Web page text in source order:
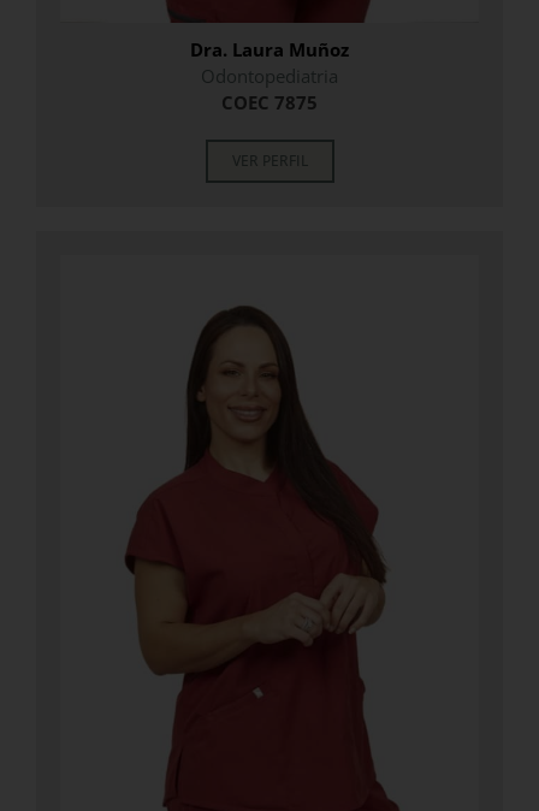
Dra. Laura Muñoz
Odontopediatria
COEC 7875
VER PERFIL